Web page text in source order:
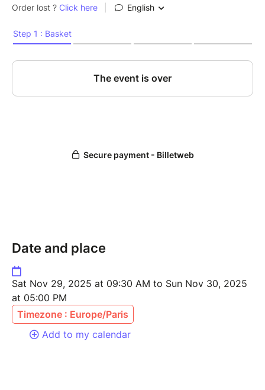
tu as l’opportunité de profiter de notre notoriété pour
✨ ET/OU BOOSTER TA COMMUNICATION
rayonner ton activité.
Date and place
Sat Nov 29, 2025 at 09:30 AM to Sun Nov 30, 2025
at 05:00 PM
Timezone : Europe/Paris
Add to my calendar